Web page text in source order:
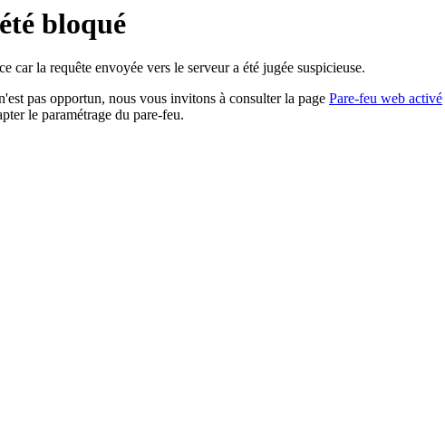
bloqué
car la requête envoyée vers le serveur a été jugée suspicieuse.
pas opportun, nous vous invitons à consulter la page Pare-feu web activé
le paramétrage du pare-feu.